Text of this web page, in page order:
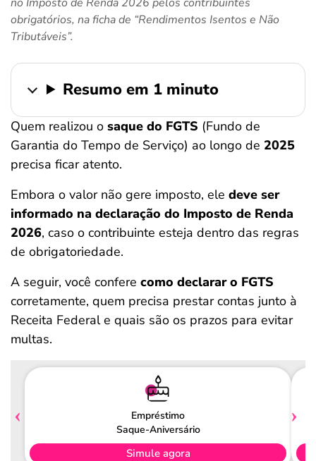
obrigatórios, na ficha de “Rendimentos Isentos e Não
Tributáveis”.
Resumo em 1 minuto
Quem realizou o saque do FGTS (Fundo de
Garantia do Tempo de Serviço) ao longo de 2025
precisa ficar atento.
Embora o valor não gere imposto, ele deve ser
informado na declaração do Imposto de Renda
2026, caso o contribuinte esteja dentro das regras
de obrigatoriedade.
A seguir, você confere como declarar o FGTS
corretamente, quem precisa prestar contas junto à
Receita Federal e quais são os prazos para evitar
multas.
Empréstimo
Saque-Aniversário
Simule agora